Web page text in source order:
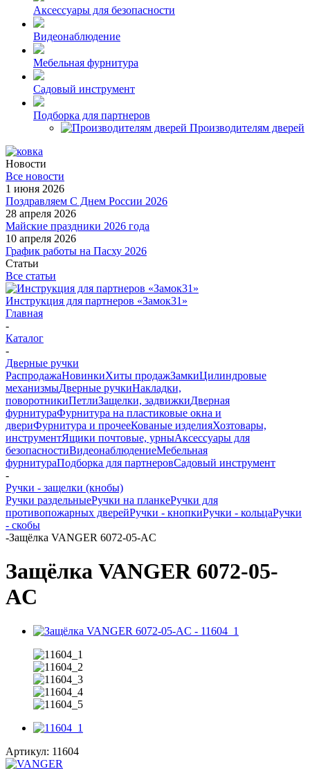
Аксессуары для безопасности
Видеонаблюдение
Мебельная фурнитура
Садовый инструмент
Подборка для партнеров
Производителям дверей
Новости
Все новости
1 июня 2026
Поздравляем С Днем России 2026
28 апреля 2026
Майские праздники 2026 года
10 апреля 2026
График работы на Пасху 2026
Статьи
Все статьи
Инструкция для партнеров «Замок31»
Главная
-
Каталог
-
Дверные ручки
РаспродажаНовинкиХиты продажЗамкиЦилиндровые
механизмыДверные ручкиНакладки,
поворотникиПетлиЗащелки, задвижкиДверная
фурнитураФурнитура на пластиковые окна и
двериФурнитура и прочееКованые изделияХозтовары,
инструментЯщики почтовые, урныАксессуары для
безопасностиВидеонаблюдениеМебельная
фурнитураПодборка для партнеровСадовый инструмент
-
Ручки - защелки (кнобы)
Ручки раздельныеРучки на планкеРучки для
противопожарных дверейРучки - кнопкиРучки - кольцаРучки
- скобы
-Защёлка VANGER 6072-05-AC
Защёлка VANGER 6072-05-
AC
Артикул: 11604